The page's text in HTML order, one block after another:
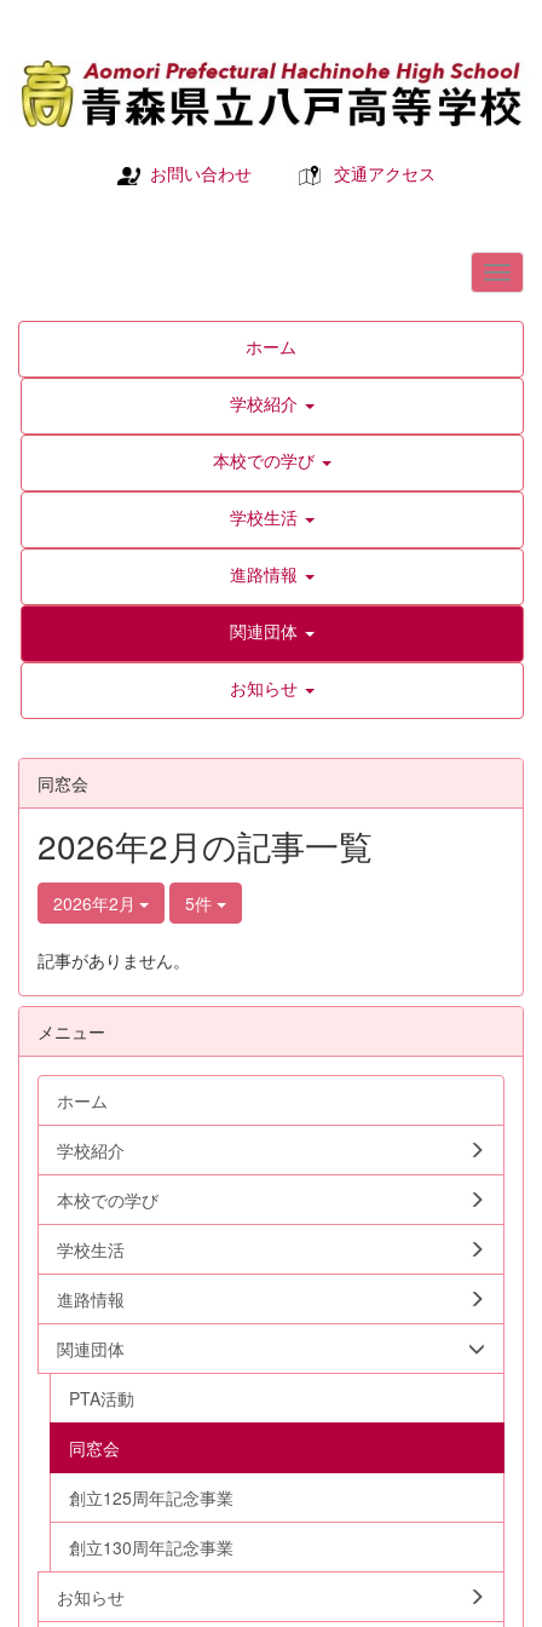
お問い合わせ 交通アクセス
ホーム
学校紹介
本校での学び
学校生活
進路情報
関連団体
お知らせ
同窓会
2026年2月の記事一覧
2026年2月 5件
記事がありません。
メニュー
ホーム
学校紹介
本校での学び
学校生活
進路情報
関連団体
PTA活動
同窓会
創立125周年記念事業
創立130周年記念事業
お知らせ